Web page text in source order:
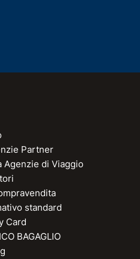
Partner
Agenzie di Viaggio
standard
Card
BAGAGLIO